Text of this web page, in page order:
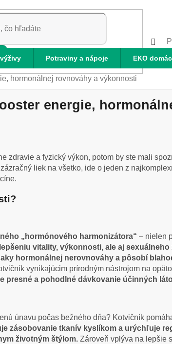
Potraviny a nápoje EKO
hormonálnej rovnováhy a výkonnosti
energie,
zdravie a fyzický výkon, potom by ste mali
liek na všetko, ide o jeden z
„hormónového harmonizátora“ – nielen
vitality, výkonnosti, ale aj
hormonálnej nerovnováhy a pôsobí
vynikajúcim prírodným nástrojom na
presné a pohodlné dávkovanie účinných
únavu počas bežného dňa? Kotvičník
zásobovanie tkanív kyslíkom a urýchľuje
životným štýlom. Zároveň vplýva na lepšie